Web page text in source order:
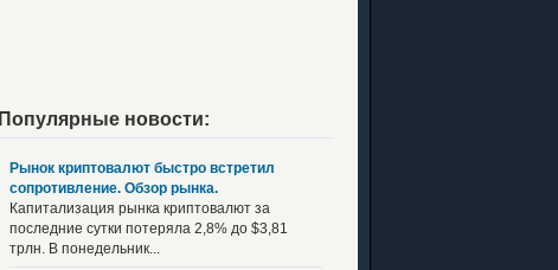
Популярные новости:
Рынок криптовалют быстро встретил
сопротивление. Обзор рынка.
Капитализация рынка криптовалют за
последние сутки потеряла 2,8% до $3,81
трлн. В понедельник...